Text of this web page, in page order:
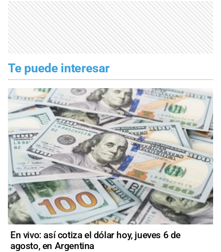
Te puede interesar
En vivo: así cotiza el dólar hoy, jueves 6 de
agosto, en Argentina